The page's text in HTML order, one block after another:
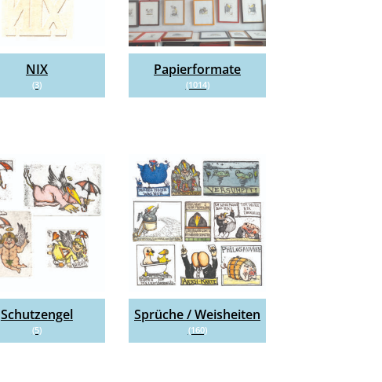
NIX
(3)
Papierformate
(1014)
Schutzengel
(5)
Sprüche / Weisheiten
(160)